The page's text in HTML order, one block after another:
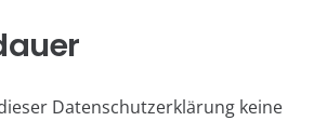
Datenschutzerklärung keine